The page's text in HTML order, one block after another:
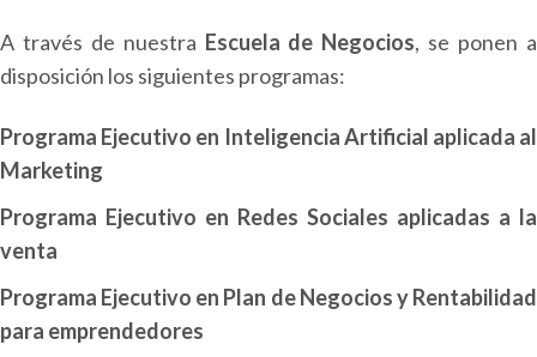
A través de nuestra Escuela de Negocios, se ponen a
disposición los siguientes programas:
Programa Ejecutivo en Inteligencia Artificial aplicada al
Marketing
Programa Ejecutivo en Redes Sociales aplicadas a la
venta
Programa Ejecutivo en Plan de Negocios y Rentabilidad
para emprendedores